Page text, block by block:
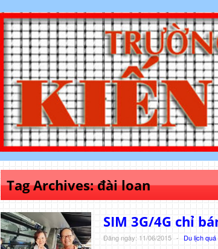
Tag Archives:đài loan
SIM 3G/4G chỉ
Đăng ngày: 11/06/2015 - Du lịch quá